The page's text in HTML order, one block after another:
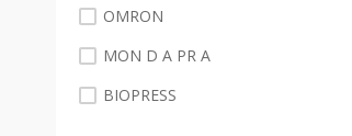
OMRON
MON D A PR A
BIOPRESS